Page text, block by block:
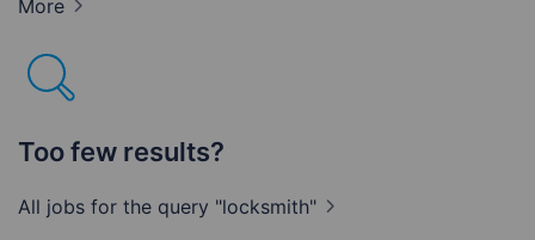
More
Too few results?
All jobs for the query "locksmith"